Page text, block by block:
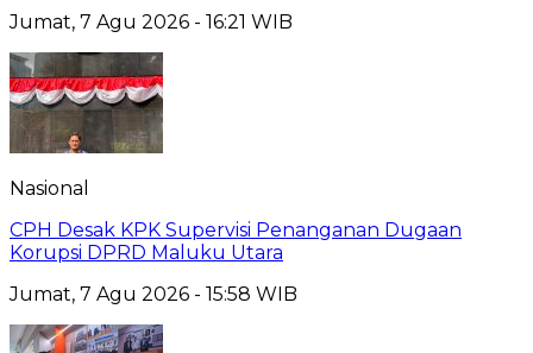
Jumat, 7 Agu 2026 - 16:21 WIB
Nasional
CPH Desak KPK Supervisi Penanganan Dugaan
Korupsi DPRD Maluku Utara
Jumat, 7 Agu 2026 - 15:58 WIB